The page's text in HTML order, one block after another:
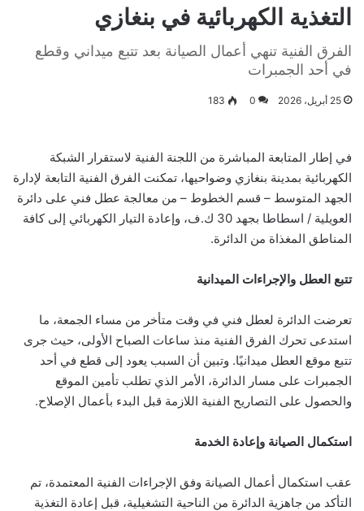
التغذية الكهربائية في بنغازي
الفرق الفنية تنهي أعمال الصيانة بعد تتبع ميداني وقطع
في أحد الجمبرات
25 أبريل، 2026 0
183
في إطار المتابعة المباشرة من اللجنة الفنية لاستقرار الشبكة
الكهربائية بمدينة بنغازي وضواحيها، تمكنت الفرق الفنية التابعة لإدارة
الجهد المتوسط – قسم الخطوط – من معالجة عطل فني على دائرة
العويلية / اسطاطا بجهد 30 ك.ف، وإعادة التيار الكهربائي إلى كافة
المناطق المغذاة من الدائرة.
تتبع العطل والإجراءات الميدانية
تعرضت الدائرة لعطل فني في وقت متأخر من مساء الجمعة، ما
استدعى تحرك الفرق الفنية منذ ساعات الصباح الأولى، حيث جرى
تتبع موقع العطل ميدانيًا. وتبين أن السبب يعود إلى قطع في أحد
الجمبرات على مسار الدائرة، الأمر الذي تطلب تأمين الموقع
والحصول على التصاريح الفنية اللازمة قبل البدء بأعمال الإصلاح.
استكمال الصيانة وإعادة الخدمة
عقب استكمال أعمال الصيانة وفق الإجراءات الفنية المعتمدة، تم
التأكد من جاهزية الدائرة من الناحية التشغيلية، قبل إعادة التغذية